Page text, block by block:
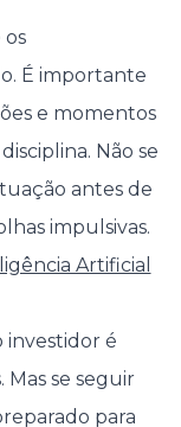
É importante
e momentos
Não se
antes de
impulsivas.
Artificial
investidor é
se seguir
para